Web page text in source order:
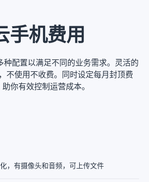
手机费用
配置以满足不同的业务需求。灵活的
不使用不收费。同时设定每月封顶费
助你有效控制运营成本。
，有摄像头和音频，可上传文件